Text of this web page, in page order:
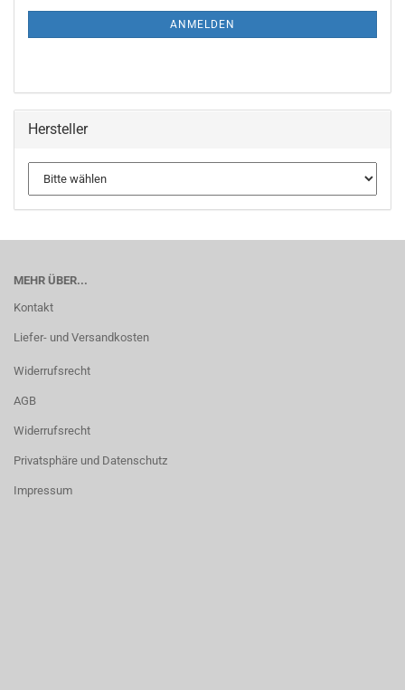
ANMELDEN
Hersteller
MEHR ÜBER...
Kontakt
Liefer- und Versandkosten
Widerrufsrecht
AGB
Widerrufsrecht
Privatsphäre und Datenschutz
Impressum